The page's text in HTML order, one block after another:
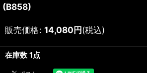
(B858)
販売価格: 14,080円(税込)
在庫数 1点